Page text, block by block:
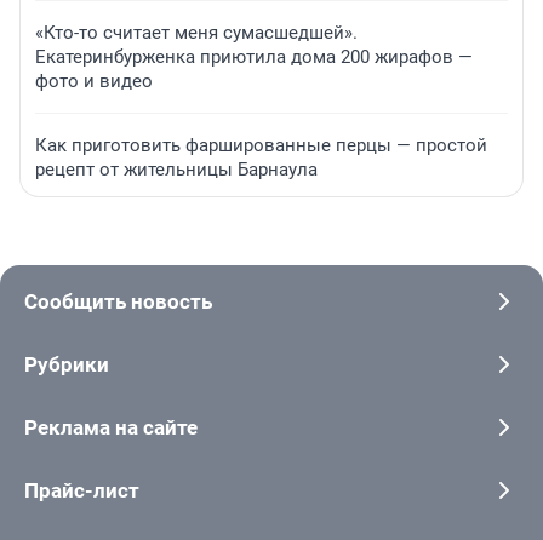
«Кто-то считает меня сумасшедшей».
Екатеринбурженка приютила дома 200 жирафов —
фото и видео
Как приготовить фаршированные перцы — простой
рецепт от жительницы Барнаула
Сообщить новость
Рубрики
Реклама на сайте
Прайс-лист